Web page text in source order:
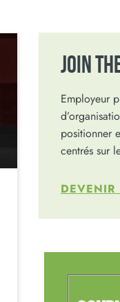
JOIN
Employeur
positionner
centrés sur
DEVENIR